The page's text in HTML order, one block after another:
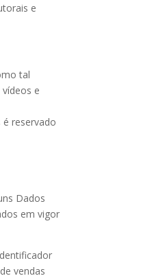
e
tal
e
reservado
Dados
em vigor
vendas